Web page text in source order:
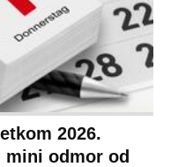
2026.
odmor od